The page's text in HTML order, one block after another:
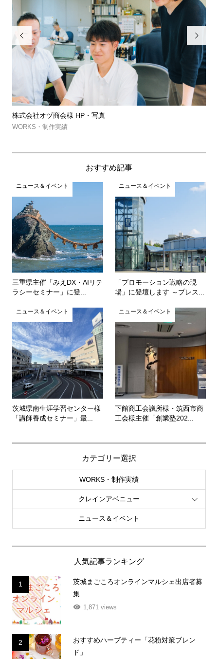

筑波山ゲルグランピング・㈱MJコーポ

おすすめ記事
ニュース＆イベント
三重県主催「みえDX・AIリテ
ラシーセミナー」に登...
ニュース＆イベント
「プロモーション戦略の現
場」に登壇します ～プレス...
ニュース＆イベント
茨城県南生涯学習センター様
「講師養成セミナー」最...
ニュース＆イベント
下館商工会議所様・筑西市商
工会様主催「創業塾202...
カテゴリー選択
WORKS・制作実績
クレインアベニュー
ニュース＆イベント
人気記事ランキング
1
茨城まごころオンラインマルシェ出店者募
集
1,871 views
2
おすすめハーブティー「花粉対策ブレン
ド」